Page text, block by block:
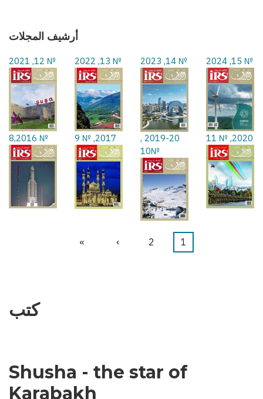
أرشيف المجلات
№ 15, 2024
№ 14, 2023
№ 13, 2022
№ 12, 2021
2020, № 11
2019-20 ,
№10
2017, № 9
№ 8,2016
Pagination
Current
1 الصفحة
2
Next›
Last
»
كتب
Shusha - the star of
Karabakh